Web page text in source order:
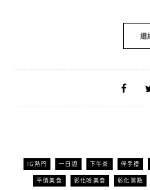
繼
IG熱門 一日遊 下午茶 伴手禮
平價美食 彰化哈美食 彰化景點